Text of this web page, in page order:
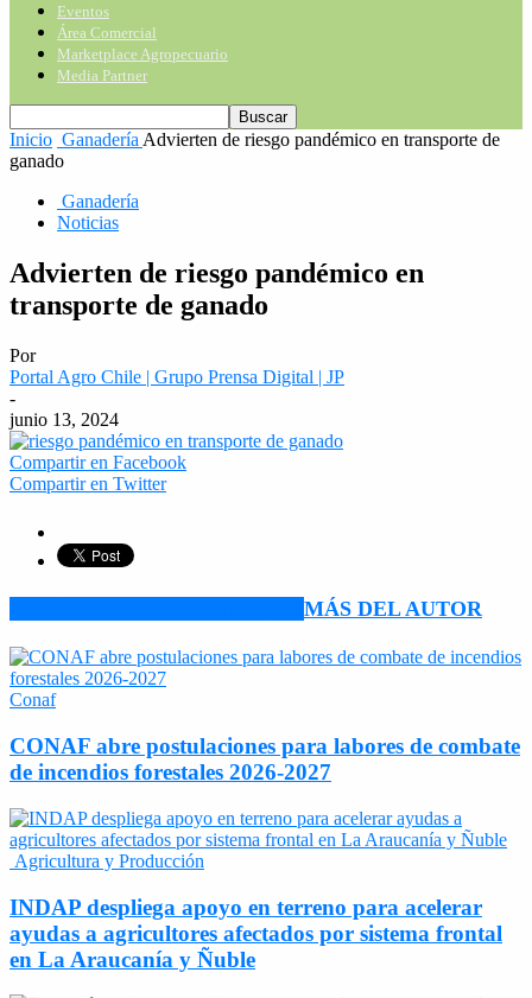
Eventos
Área Comercial
Marketplace Agropecuario
Media Partner
Inicio Ganadería Advierten de riesgo pandémico en transporte de
ganado
Ganadería
Noticias
Advierten de riesgo pandémico en
transporte de ganado
Por
Portal Agro Chile | Grupo Prensa Digital | JP
-
junio 13, 2024
Compartir en Facebook
Compartir en Twitter
MÁS DEL AUTOR
Conaf
CONAF abre postulaciones para labores de combate
de incendios forestales 2026-2027
Agricultura y Producción
INDAP despliega apoyo en terreno para acelerar
ayudas a agricultores afectados por sistema frontal
en La Araucanía y Ñuble